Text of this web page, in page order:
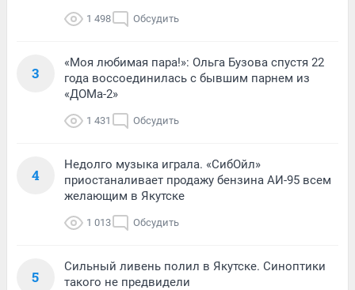
1 498 Обсудить
3
«Моя любимая пара!»: Ольга Бузова спустя 22
года воссоединилась с бывшим парнем из
«ДОМа-2»
1 431 Обсудить
4
Недолго музыка играла. «СибОйл»
приостаналивает продажу бензина АИ-95 всем
желающим в Якутске
1 013 Обсудить
5
Сильный ливень полил в Якутске. Синоптики
такого не предвидели